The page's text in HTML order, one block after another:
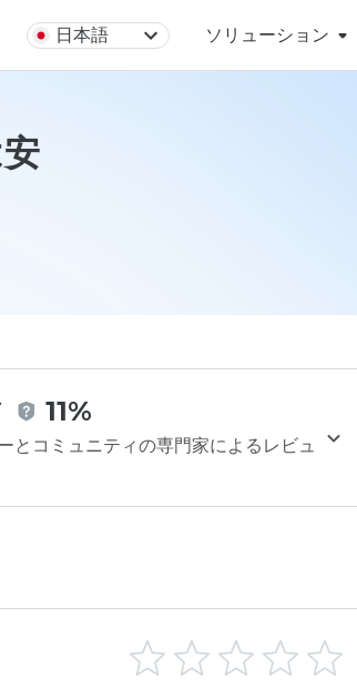
日本語 ソリューション
11%
とコミュニティの専門家によるレビュ